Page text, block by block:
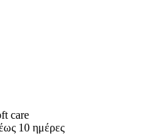
care
10 ημέρες